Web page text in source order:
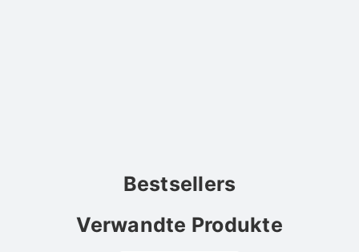
Bestsellers
Verwandte Produkte